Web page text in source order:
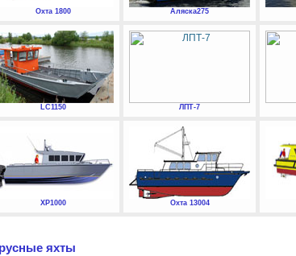
Охта 1800 Аляска275
LC1150 ЛПТ-7
XP1000 Охта 13004
яхты